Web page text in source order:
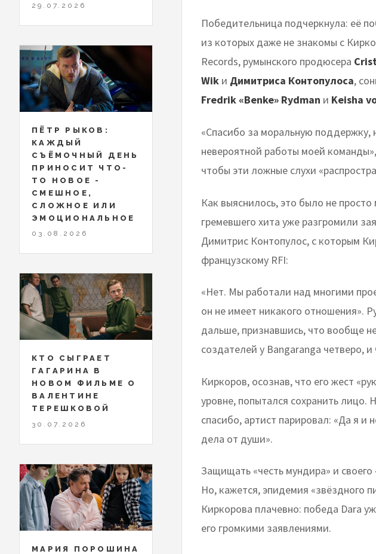
Победительница подчеркнула: её
из которых даже не знакомы с
Records, румынского продюсера
Wik и Димитриса Контопулоса,
Fredrik «Benke» Rydman и Keisha
«Спасибо за моральную поддержку,
невероятной работы моей
чтобы эти ложные слухи
Как выяснилось, это было не
гремевшего хита уже разгромили
Димитрис Контопулос, с которым
французскому RFI:
«Нет. Мы работали над многими
он не имеет никакого отношения».
дальше, признавшись, что вообще
создателей у Bangaranga четверо,
Киркоров, осознав, что его жест
уровне, попытался сохранить лицо.
спасибо, артист парировал: «Да я
дела от души».
Защищать «честь мундира» и своего
Но, кажется, эпидемия «звёздного
Киркорова плачевно: победа Dara
его громкими заявлениями.
29.07.2026
ПЁТР РЫКОВ:
КАЖДЫЙ
СЪЁМОЧНЫЙ ДЕНЬ
ПРИНОСИТ ЧТО-
ТО НОВОЕ -
СМЕШНОЕ,
СЛОЖНОЕ ИЛИ
ЭМОЦИОНАЛЬНОЕ
03.08.2026
КТО СЫГРАЕТ
ГАГАРИНА В
НОВОМ ФИЛЬМЕ О
ВАЛЕНТИНЕ
ТЕРЕШКОВОЙ
30.07.2026
МАРИЯ ПОРОШИНА